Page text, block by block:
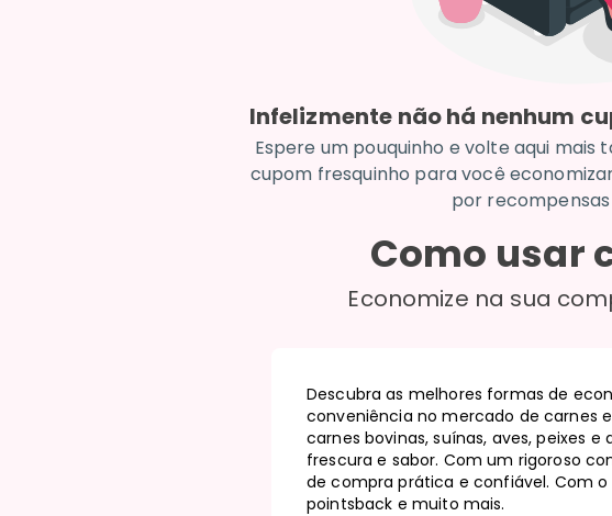
Infelizmente não há nenhum
Espere um pouquinho e volte aqui
cupom fresquinho para você
por
Como usar
Economize na sua
Descubra as melhores formas de
conveniência no mercado de carnes
carnes bovinas, suínas, aves, peixes
frescura e sabor. Com um rigoroso
de compra prática e confiável. Com
pointsback e muito mais.